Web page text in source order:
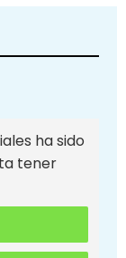
ha sido
tener